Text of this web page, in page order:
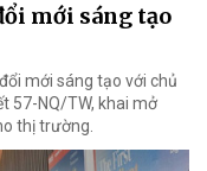
mới sáng tạo
mới sáng tạo với chủ
57-NQ/TW, khai mở
thị trường.